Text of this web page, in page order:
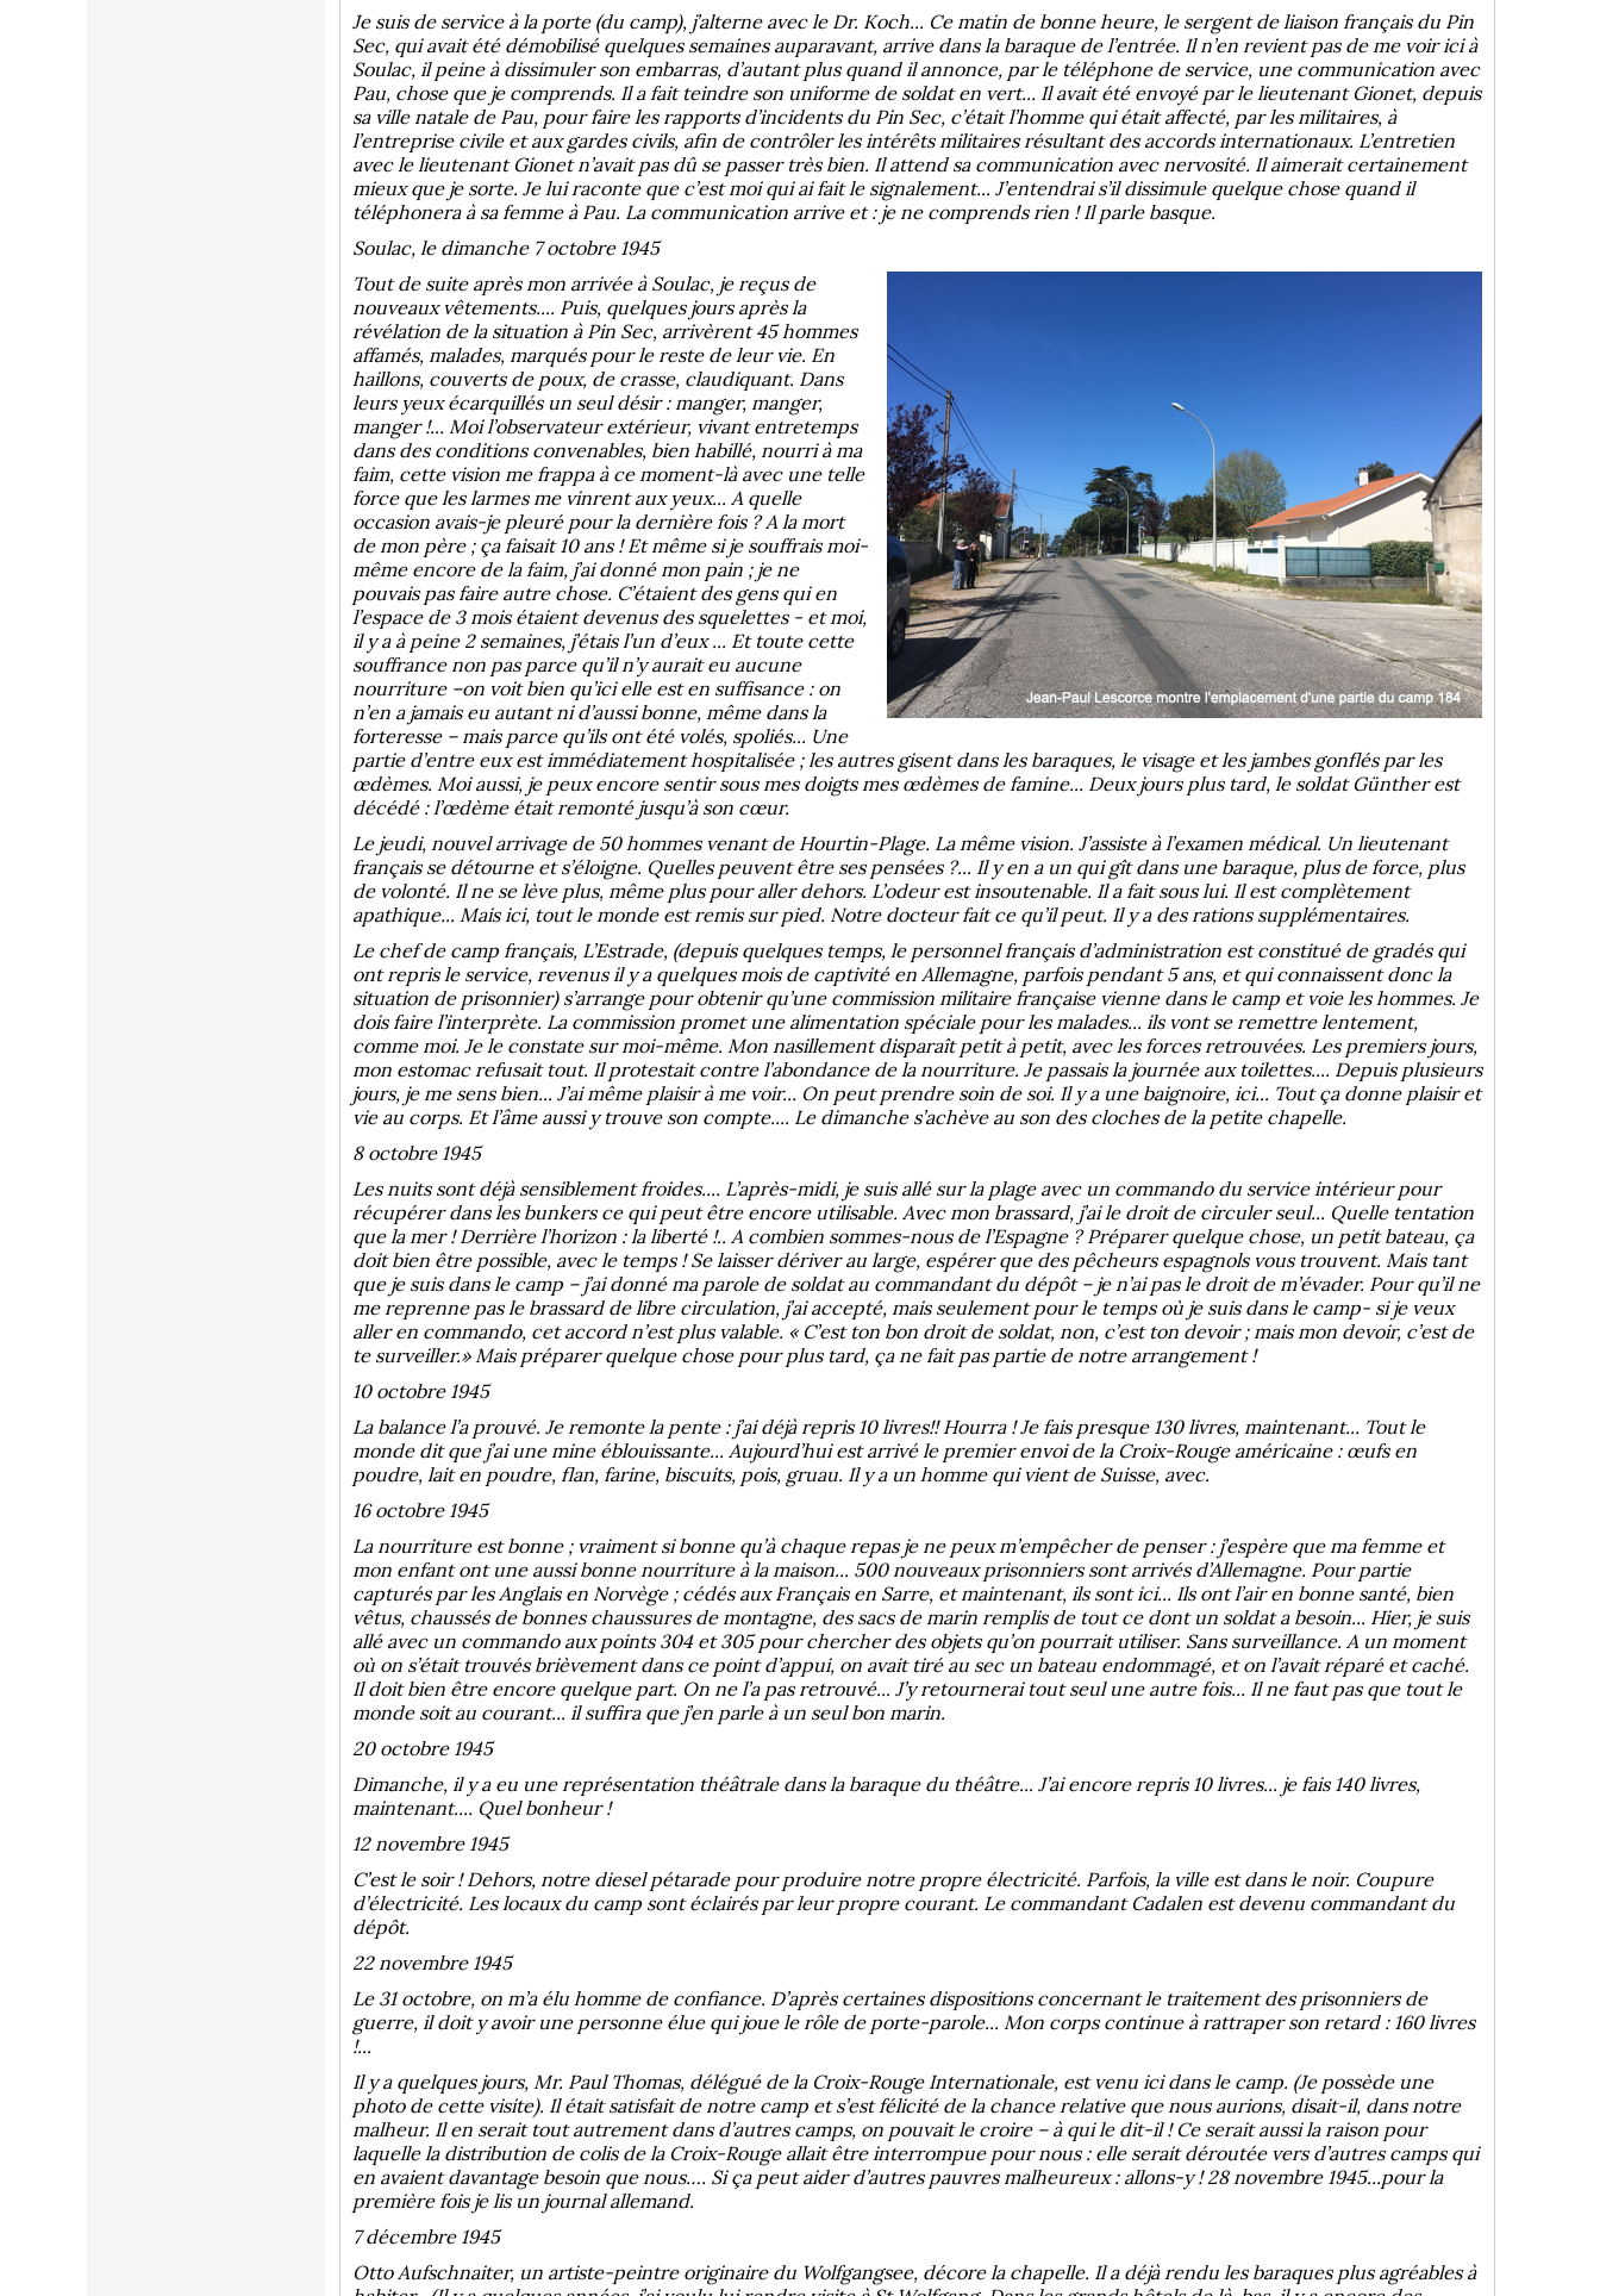
Je suis de service à la porte (du camp), j’alterne avec le Dr. Koch... Ce matin de bonne heure, le sergent de liaison français du Pin
Sec, qui avait été démobilisé quelques semaines auparavant, arrive dans la baraque de l’entrée. Il n’en revient pas de me voir ici à
Soulac, il peine à dissimuler son embarras, d’autant plus quand il annonce, par le téléphone de service, une communication avec
Pau, chose que je comprends. Il a fait teindre son uniforme de soldat en vert... Il avait été envoyé par le lieutenant Gionet, depuis
sa ville natale de Pau, pour faire les rapports d’incidents du Pin Sec, c’était l’homme qui était affecté, par les militaires, à
l’entreprise civile et aux gardes civils, afin de contrôler les intérêts militaires résultant des accords internationaux. L’entretien
avec le lieutenant Gionet n’avait pas dû se passer très bien. Il attend sa communication avec nervosité. Il aimerait certainement
mieux que je sorte. Je lui raconte que c’est moi qui ai fait le signalement... J’entendrai s’il dissimule quelque chose quand il
téléphonera à sa femme à Pau. La communication arrive et : je ne comprends rien ! Il parle basque.
Soulac, le dimanche 7 octobre 1945
Tout de suite après mon arrivée à Soulac, je reçus de
nouveaux vêtements.... Puis, quelques jours après la
révélation de la situation à Pin Sec, arrivèrent 45 hommes
affamés, malades, marqués pour le reste de leur vie. En
haillons, couverts de poux, de crasse, claudiquant. Dans
leurs yeux écarquillés un seul désir : manger, manger,
manger !... Moi l’observateur extérieur, vivant entretemps
dans des conditions convenables, bien habillé, nourri à ma
faim, cette vision me frappa à ce moment-là avec une telle
force que les larmes me vinrent aux yeux... A quelle
occasion avais-je pleuré pour la dernière fois ? A la mort
de mon père ; ça faisait 10 ans ! Et même si je souffrais moi-
même encore de la faim, j’ai donné mon pain ; je ne
pouvais pas faire autre chose. C’étaient des gens qui en
l’espace de 3 mois étaient devenus des squelettes - et moi,
il y a à peine 2 semaines, j’étais l’un d’eux ... Et toute cette
souffrance non pas parce qu’il n’y aurait eu aucune
nourriture –on voit bien qu’ici elle est en suffisance : on
n’en a jamais eu autant ni d’aussi bonne, même dans la
forteresse – mais parce qu’ils ont été volés, spoliés... Une
partie d’entre eux est immédiatement hospitalisée ; les autres gisent dans les baraques, le visage et les jambes gonflés par les
œdèmes. Moi aussi, je peux encore sentir sous mes doigts mes œdèmes de famine... Deux jours plus tard, le soldat Günther est
décédé : l’œdème était remonté jusqu’à son cœur.
Le jeudi, nouvel arrivage de 50 hommes venant de Hourtin-Plage. La même vision. J’assiste à l’examen médical. Un lieutenant
français se détourne et s’éloigne. Quelles peuvent être ses pensées ?... Il y en a un qui gît dans une baraque, plus de force, plus
de volonté. Il ne se lève plus, même plus pour aller dehors. L’odeur est insoutenable. Il a fait sous lui. Il est complètement
apathique... Mais ici, tout le monde est remis sur pied. Notre docteur fait ce qu’il peut. Il y a des rations supplémentaires.
Le chef de camp français, L’Estrade, (depuis quelques temps, le personnel français d’administration est constitué de gradés qui
ont repris le service, revenus il y a quelques mois de captivité en Allemagne, parfois pendant 5 ans, et qui connaissent donc la
situation de prisonnier) s’arrange pour obtenir qu’une commission militaire française vienne dans le camp et voie les hommes. Je
dois faire l’interprète. La commission promet une alimentation spéciale pour les malades... ils vont se remettre lentement,
comme moi. Je le constate sur moi-même. Mon nasillement disparaît petit à petit, avec les forces retrouvées. Les premiers jours,
mon estomac refusait tout. Il protestait contre l’abondance de la nourriture. Je passais la journée aux toilettes.... Depuis plusieurs
jours, je me sens bien... J’ai même plaisir à me voir... On peut prendre soin de soi. Il y a une baignoire, ici... Tout ça donne plaisir et
vie au corps. Et l’âme aussi y trouve son compte.... Le dimanche s’achève au son des cloches de la petite chapelle.
8 octobre 1945
Les nuits sont déjà sensiblement froides.... L’après-midi, je suis allé sur la plage avec un commando du service intérieur pour
récupérer dans les bunkers ce qui peut être encore utilisable. Avec mon brassard, j’ai le droit de circuler seul... Quelle tentation
que la mer ! Derrière l’horizon : la liberté !.. A combien sommes-nous de l’Espagne ? Préparer quelque chose, un petit bateau, ça
doit bien être possible, avec le temps ! Se laisser dériver au large, espérer que des pêcheurs espagnols vous trouvent. Mais tant
que je suis dans le camp – j’ai donné ma parole de soldat au commandant du dépôt – je n’ai pas le droit de m’évader. Pour qu’il ne
me reprenne pas le brassard de libre circulation, j’ai accepté, mais seulement pour le temps où je suis dans le camp- si je veux
aller en commando, cet accord n’est plus valable. « C’est ton bon droit de soldat, non, c’est ton devoir ; mais mon devoir, c’est de
te surveiller.» Mais préparer quelque chose pour plus tard, ça ne fait pas partie de notre arrangement !
10 octobre 1945
La balance l’a prouvé. Je remonte la pente : j’ai déjà repris 10 livres!! Hourra ! Je fais presque 130 livres, maintenant... Tout le
monde dit que j’ai une mine éblouissante... Aujourd’hui est arrivé le premier envoi de la Croix-Rouge américaine : œufs en
poudre, lait en poudre, flan, farine, biscuits, pois, gruau. Il y a un homme qui vient de Suisse, avec.
16 octobre 1945
La nourriture est bonne ; vraiment si bonne qu’à chaque repas je ne peux m’empêcher de penser : j’espère que ma femme et
mon enfant ont une aussi bonne nourriture à la maison... 500 nouveaux prisonniers sont arrivés d’Allemagne. Pour partie
capturés par les Anglais en Norvège ; cédés aux Français en Sarre, et maintenant, ils sont ici... Ils ont l’air en bonne santé, bien
vêtus, chaussés de bonnes chaussures de montagne, des sacs de marin remplis de tout ce dont un soldat a besoin... Hier, je suis
allé avec un commando aux points 304 et 305 pour chercher des objets qu’on pourrait utiliser. Sans surveillance. A un moment
où on s’était trouvés brièvement dans ce point d’appui, on avait tiré au sec un bateau endommagé, et on l’avait réparé et caché.
Il doit bien être encore quelque part. On ne l’a pas retrouvé... J’y retournerai tout seul une autre fois... Il ne faut pas que tout le
monde soit au courant... il suffira que j’en parle à un seul bon marin.
20 octobre 1945
Dimanche, il y a eu une représentation théâtrale dans la baraque du théâtre... J’ai encore repris 10 livres... je fais 140 livres,
maintenant.... Quel bonheur !
12 novembre 1945
C’est le soir ! Dehors, notre diesel pétarade pour produire notre propre électricité. Parfois, la ville est dans le noir. Coupure
d’électricité. Les locaux du camp sont éclairés par leur propre courant. Le commandant Cadalen est devenu commandant du
dépôt.
22 novembre 1945
Le 31 octobre, on m’a élu homme de confiance. D’après certaines dispositions concernant le traitement des prisonniers de
guerre, il doit y avoir une personne élue qui joue le rôle de porte-parole... Mon corps continue à rattraper son retard : 160 livres
!...
Il y a quelques jours, Mr. Paul Thomas, délégué de la Croix-Rouge Internationale, est venu ici dans le camp. (Je possède une
photo de cette visite). Il était satisfait de notre camp et s’est félicité de la chance relative que nous aurions, disait-il, dans notre
malheur. Il en serait tout autrement dans d’autres camps, on pouvait le croire – à qui le dit-il ! Ce serait aussi la raison pour
laquelle la distribution de colis de la Croix-Rouge allait être interrompue pour nous : elle serait déroutée vers d’autres camps qui
en avaient davantage besoin que nous…. Si ça peut aider d’autres pauvres malheureux : allons-y ! 28 novembre 1945...pour la
première fois je lis un journal allemand.
7 décembre 1945
Otto Aufschnaiter, un artiste-peintre originaire du Wolfgangsee, décore la chapelle. Il a déjà rendu les baraques plus agréables à